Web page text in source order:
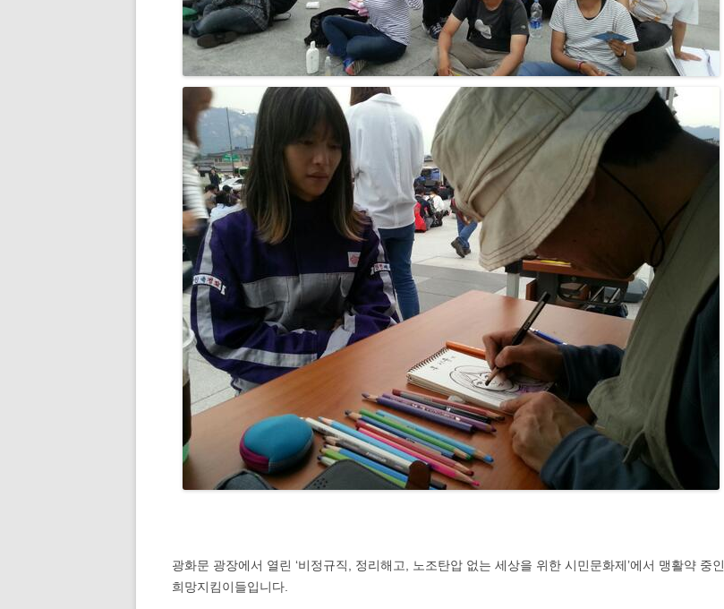
광화문 광장에서 열린 ‘비정규직, 정리해고, 노조탄압 없는 세상을 위한 시민문화제’에서 맹활약 중인
희망지킴이들입니다.